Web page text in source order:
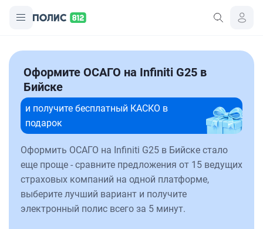
Оформите ОСАГО на Infiniti G25 в
Бийске
и получите бесплатный КАСКО в
подарок
Оформить ОСАГО на Infiniti G25 в Бийске стало
еще проще - сравните предложения от 15 ведущих
страховых компаний на одной платформе,
выберите лучший вариант и получите
электронный полис всего за 5 минут.